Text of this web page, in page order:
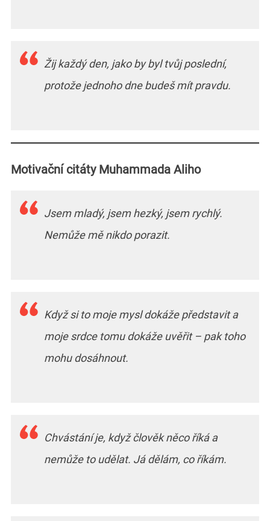
Žij každý den, jako by byl tvůj poslední,
protože jednoho dne budeš mít pravdu.
Motivační citáty Muhammada Aliho
Jsem mladý, jsem hezký, jsem rychlý.
Nemůže mě nikdo porazit.
Když si to moje mysl dokáže představit a
moje srdce tomu dokáže uvěřit – pak toho
mohu dosáhnout.
Chvástání je, když člověk něco říká a
nemůže to udělat. Já dělám, co říkám.